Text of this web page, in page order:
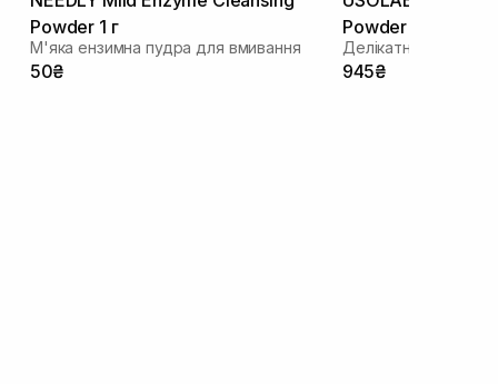
Powder 1 г
М'яка ензимна пудра для вмивання
50₴
Powder Wash 50 г
Делікатна ензимна
945₴